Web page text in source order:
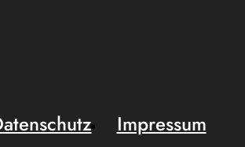
Impressum